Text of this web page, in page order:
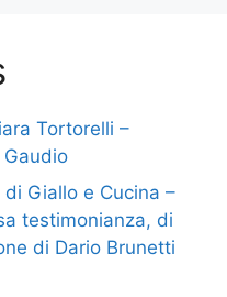
Tortorelli –
Gaudio
Giallo e Cucina –
testimonianza, di
di Dario Brunetti